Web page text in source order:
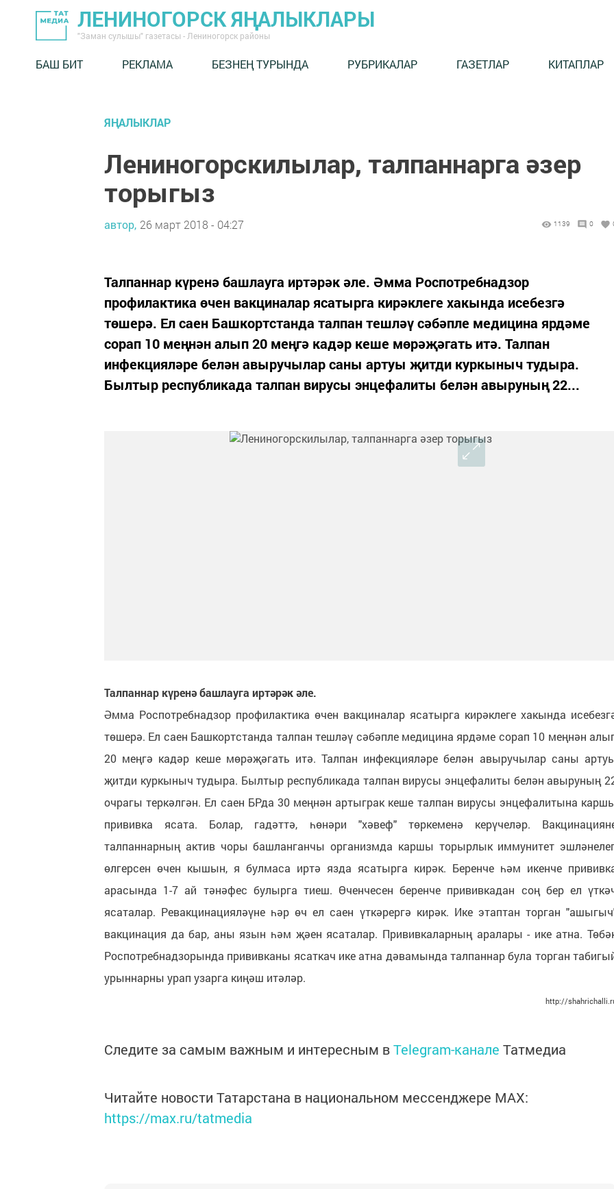
ЛЕНИНОГОРСК ЯҢАЛЫКЛАРЫ
"Заман сулышы" газетасы - Лениногорск районы
БАШ БИТ РЕКЛАМА БЕЗНЕҢ ТУРЫНДА РУБРИКАЛАР ГАЗЕТЛАР КИТАПЛАР
ЯҢАЛЫКЛАР
Лениногорскилылар, талпаннарга әзер
торыгыз
автор, 26 март 2018 - 04:27 1139 0
Талпаннар күренә башлауга иртәрәк әле. Әмма Роспотребнадзор
профилактика өчен вакциналар ясатырга кирәклеге хакында исебезгә
төшерә. Ел саен Башкортстанда талпан тешләү сәбәпле медицина ярдәме
сорап 10 меңнән алып 20 меңгә кадәр кеше мөрәҗәгать итә. Талпан
инфекцияләре белән авыручылар саны артуы җитди куркыныч тудыра.
Былтыр республикада талпан вирусы энцефалиты белән авыруның 22...
Талпаннар күренә башлауга иртәрәк әле.
Әмма Роспотребнадзор профилактика өчен вакциналар ясатырга кирәклеге хакында
төшерә. Ел саен Башкортстанда талпан тешләү сәбәпле медицина ярдәме сорап 10 меңнән
20 меңгә кадәр кеше мөрәҗәгать итә. Талпан инфекцияләре белән авыручылар саны
җитди куркыныч тудыра. Былтыр республикада талпан вирусы энцефалиты белән авыруның
очрагы теркәлгән. Ел саен БРда 30 меңнән артыграк кеше талпан вирусы энцефалитына
прививка ясата. Болар, гадәттә, һөнәри "хәвеф" төркеменә керүчеләр.
талпаннарның актив чоры башланганчы организмда каршы торырлык иммунитет
өлгерсен өчен кышын, я булмаса иртә язда ясатырга кирәк. Беренче һәм икенче
арасында 1-7 ай тәнәфес булырга тиеш. Өченчесен беренче прививкадан соң бер ел
ясаталар. Ревакцинацияләүне һәр өч ел саен үткәрергә кирәк. Ике этаптан торган
вакцинация да бар, аны язын һәм җәен ясаталар. Прививкаларның аралары - ике атна.
Роспотребнадзорында прививканы ясаткач ике атна дәвамында талпаннар була торган
урыннарны урап узарга киңәш итәләр.
http://
Следите за самым важным и интересным вTelegram-канале Татмедиа
Читайте новости Татарстана в национальном мессенджере MАХ:
https://max.ru/tatmedia